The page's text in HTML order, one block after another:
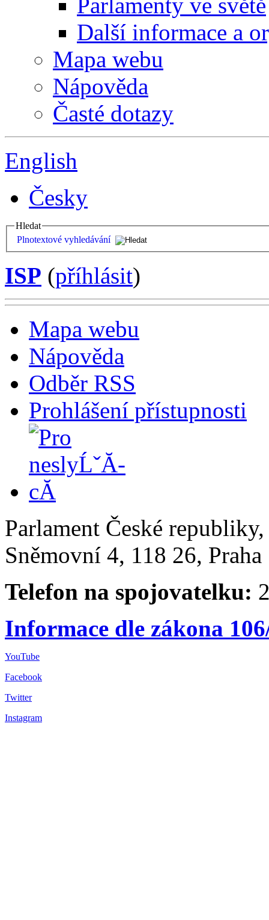
Další informace a
Mapa webu
Nápověda
Časté dotazy
English
Česky
Hledat
Plnotextové vyhledávání
ISP (příhlásit)
Mapa webu
Nápověda
Odběr RSS
Prohlášení přístupnosti
Parlament České
Sněmovní 4, 118 26,
Telefon na spojovatelku:
Informace dle zákona
YouTube
Facebook
Twitter
Instagram